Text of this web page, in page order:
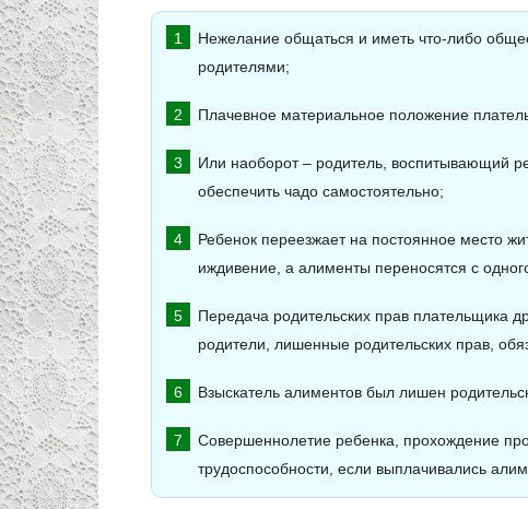
Нежелание общаться и иметь что-либо
родителями;
Плачевное материальное положение
Или наоборот – родитель, воспитывающий
обеспечить чадо самостоятельно;
Ребенок переезжает на постоянное место
иждивение, а алименты переносятся с
Передача родительских прав плательщика
родители, лишенные родительских прав,
Взыскатель алиментов был лишен
Совершеннолетие ребенка, прохождение
трудоспособности, если выплачивались